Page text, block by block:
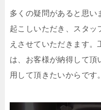
多くの疑問があると思い
起こしいただき、スタッ
えさせていただきます
は、お客様が納得して頂
用して頂きたいからです。